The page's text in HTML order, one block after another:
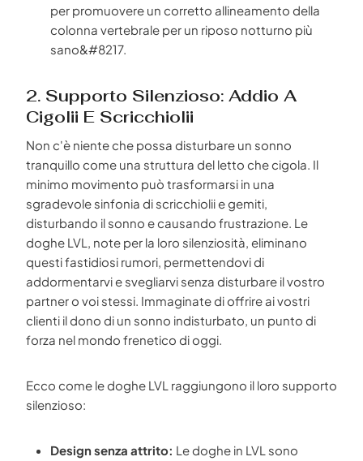
per promuovere un corretto allineamento della
colonna vertebrale per un riposo notturno più
sano&#8217.
2. Supporto Silenzioso: Addio A
Cigolii E Scricchiolii
Non c'è niente che possa disturbare un sonno
tranquillo come una struttura del letto che cigola. Il
minimo movimento può trasformarsi in una
sgradevole sinfonia di scricchiolii e gemiti,
disturbando il sonno e causando frustrazione. Le
doghe LVL, note per la loro silenziosità, eliminano
questi fastidiosi rumori, permettendovi di
addormentarvi e svegliarvi senza disturbare il vostro
partner o voi stessi. Immaginate di offrire ai vostri
clienti il dono di un sonno indisturbato, un punto di
forza nel mondo frenetico di oggi.
Ecco come le doghe LVL raggiungono il loro supporto
silenzioso:
Design senza attrito: Le doghe in LVL sono